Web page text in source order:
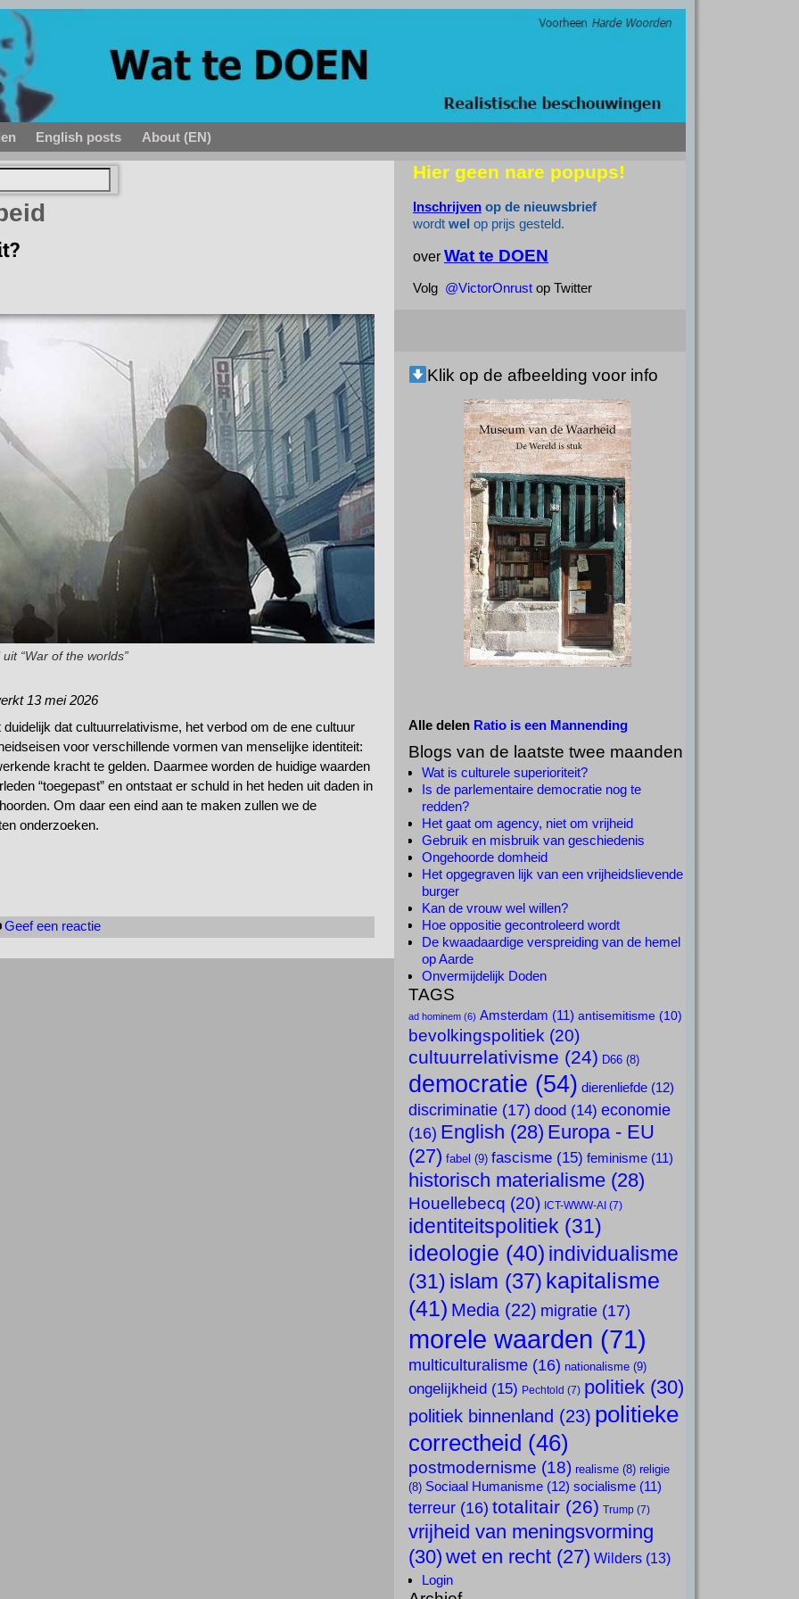
English posts About (EN)
uit “War of the worlds”
13 mei 2026
duidelijk dat cultuurrelativisme, het verbod om de ene cultuur
voor verschillende vormen van menselijke identiteit:
kracht te gelden. Daarmee worden de huidige waarden
“toegepast” en ontstaat er schuld in het heden uit daden in
Om daar een eind aan te maken zullen we de
onderzoeken.
Geef een reactie
Hier geen nare popups!
Inschrijven op de nieuwsbrief
wordt wel op prijs gesteld.
over Wat te DOEN
Volg @VictorOnrust op Twitter
Klik op de afbeelding voor info
Alle delen Ratio is een Mannending
Blogs van de laatste twee maanden
Wat is culturele superioriteit?
Is de parlementaire democratie nog te
redden?
Het gaat om agency, niet om vrijheid
Gebruik en misbruik van geschiedenis
Ongehoorde domheid
Het opgegraven lijk van een vrijheidslievende
burger
Kan de vrouw wel willen?
Hoe oppositie gecontroleerd wordt
De kwaadaardige verspreiding van de hemel
op Aarde
Onvermijdelijk Doden
TAGS
ad hominem (6) Amsterdam (11) antisemitisme (10)
bevolkingspolitiek (20)
cultuurrelativisme (24) D66 (8)
democratie (54) dierenliefde (12)
discriminatie (17) dood (14) economie
(16) English (28) Europa - EU
(27) fabel (9) fascisme (15) feminisme (11)
historisch materialisme (28)
Houellebecq (20) ICT-WWW-AI (7)
identiteitspolitiek (31)
ideologie (40) individualisme
(31) islam (37) kapitalisme
(41) Media (22) migratie (17)
morele waarden (71)
multiculturalisme (16) nationalisme (9)
ongelijkheid (15) Pechtold (7) politiek (30)
politiek binnenland (23) politieke
correctheid (46)
postmodernisme (18) realisme (8) religie
(8) Sociaal Humanisme (12) socialisme (11)
terreur (16) totalitair (26) Trump (7)
vrijheid van meningsvorming
(30) wet en recht (27) Wilders (13)
Login